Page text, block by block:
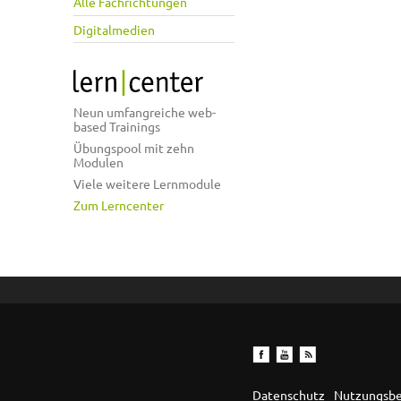
Digitalmedien
Neun umfangreiche web-
based Trainings
Übungspool mit zehn
Modulen
Viele weitere Lernmodule
Zum Lerncenter
Datenschutz